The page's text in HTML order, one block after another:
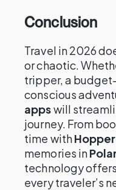
Conclusion
Travel in 2026
or chaotic.
tripper, a
conscious
appswill
journey. From
time withHopper
memories in
technology
every traveler’s